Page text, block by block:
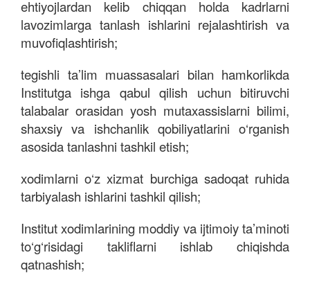
ehtiyojlardan kelib chiqqan holda kadrlarni
lavozimlarga tanlash ishlarini rejalashtirish va
muvofiqlashtirish;
tegishli ta’lim muassasalari bilan hamkorlikda
Institutga ishga qabul qilish uchun bitiruvchi
talabalar orasidan yosh mutaxassislarni bilimi,
shaxsiy va ishchanlik qobiliyatlarini o‘rganish
asosida tanlashni tashkil etish;
xodimlarni o‘z xizmat burchiga sadoqat ruhida
tarbiyalash ishlarini tashkil qilish;
Institut xodimlarining moddiy va ijtimoiy ta’minoti
to‘g‘risidagi takliflarni ishlab chiqishda
qatnashish;